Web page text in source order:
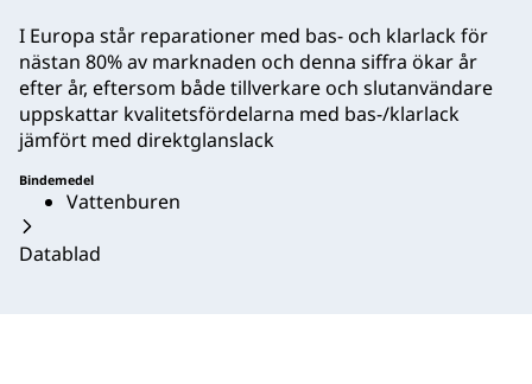
I Europa står reparationer med bas- och klarlack för
nästan 80% av marknaden och denna siffra ökar år
efter år, eftersom både tillverkare och slutanvändare
uppskattar kvalitetsfördelarna med bas-/klarlack
jämfört med direktglanslack
Bindemedel
Vattenburen
Datablad